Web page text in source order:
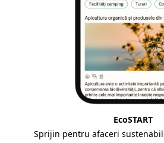
EcoSTART
Sprijin pentru afaceri